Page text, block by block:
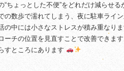
ちょっとした不便”をどれだけ減らせ
の数歩で濡れてしまう、夜に駐車ライ
中には小さなストレスが積み重なり
チの位置を見直すことで改善できま
すところにあります